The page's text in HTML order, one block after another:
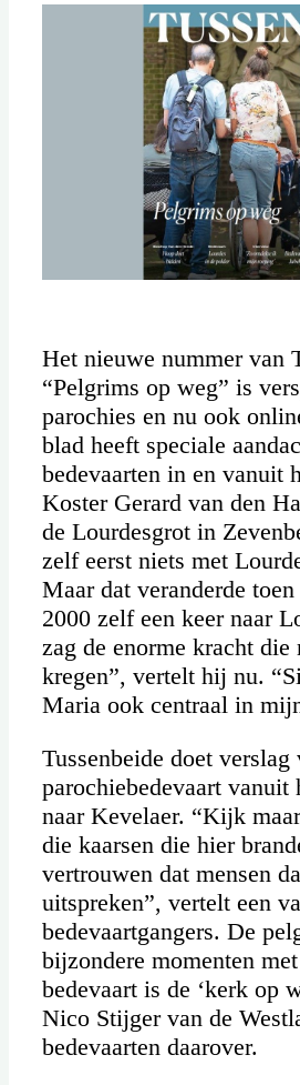
Het nieuwe nummer van
“Pelgrims op weg” is
parochies en nu ook
blad heeft speciale
bedevaarten in en vanuit
Koster Gerard van den
de Lourdesgrot in
zelf eerst niets met
Maar dat veranderde
2000 zelf een keer naar
zag de enorme kracht die
kregen”, vertelt hij nu.
Maria ook centraal in
Tussenbeide doet verslag
parochiebedevaart vanuit
naar Kevelaer. “Kijk
die kaarsen die hier
vertrouwen dat mensen
uitspreken”, vertelt een
bedevaartgangers. De
bijzondere momenten
bedevaart is de ‘kerk op
Nico Stijger van de
bedevaarten daarover.